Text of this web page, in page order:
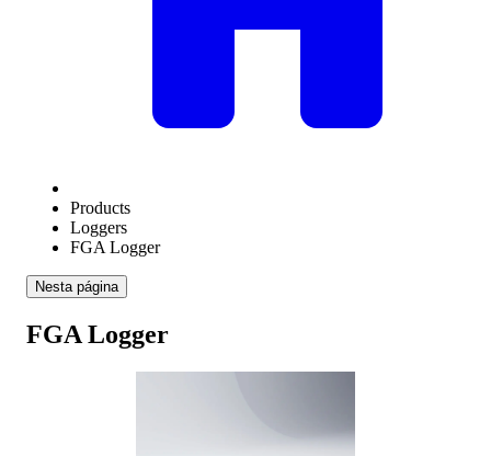
Products
Loggers
FGA Logger
Nesta página
FGA Logger